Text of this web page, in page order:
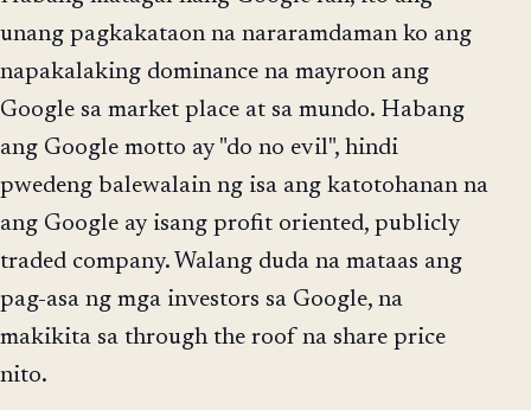
unang pagkakataon na nararamdaman ko ang
napakalaking dominance na mayroon ang
Google sa market place at sa mundo. Habang
ang Google motto ay "do no evil", hindi
pwedeng balewalain ng isa ang katotohanan na
ang Google ay isang profit oriented, publicly
traded company. Walang duda na mataas ang
pag-asa ng mga investors sa Google, na
makikita sa through the roof na share price
nito.